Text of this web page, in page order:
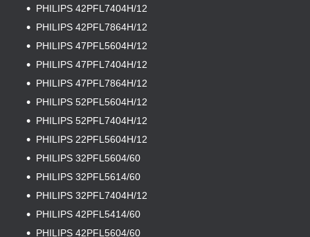
PHILIPS 42PFL7404H/12
PHILIPS 42PFL7864H/12
PHILIPS 47PFL5604H/12
PHILIPS 47PFL7404H/12
PHILIPS 47PFL7864H/12
PHILIPS 52PFL5604H/12
PHILIPS 52PFL7404H/12
PHILIPS 22PFL5604H/12
PHILIPS 32PFL5604/60
PHILIPS 32PFL5614/60
PHILIPS 32PFL7404H/12
PHILIPS 42PFL5414/60
PHILIPS 42PFL5604/60